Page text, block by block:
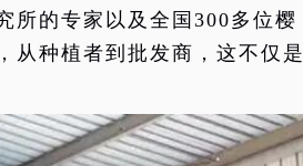
所的专家以及全国300多位樱
从种植者到批发商，这不仅是